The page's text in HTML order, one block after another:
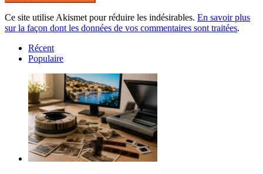
Ce site utilise Akismet pour réduire les indésirables. En savoir plus
sur la façon dont les données de vos commentaires sont traitées.
Récent
Populaire